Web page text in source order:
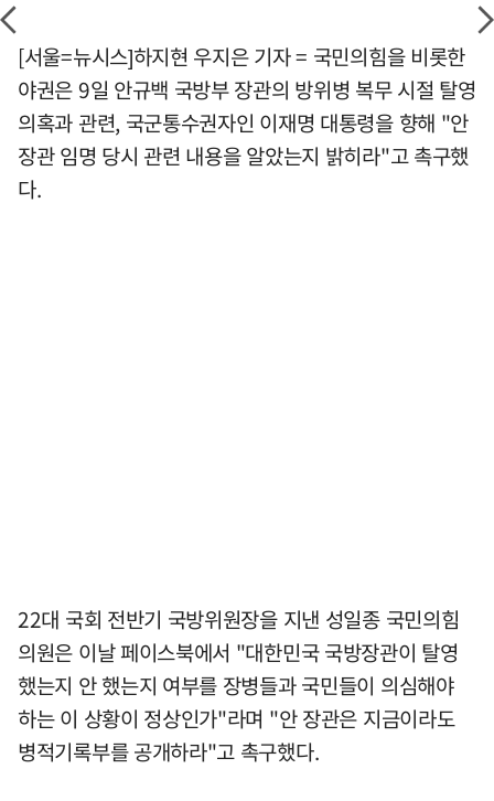
[서울=뉴시스]하지현 우지은 기자 = 국민의힘을 비롯한
야권은 9일 안규백 국방부 장관의 방위병 복무 시절 탈영
의혹과 관련, 국군통수권자인 이재명 대통령을 향해 "안
장관 임명 당시 관련 내용을 알았는지 밝히라"고 촉구했
다.
22대 국회 전반기 국방위원장을 지낸 성일종 국민의힘
의원은 이날 페이스북에서 "대한민국 국방장관이 탈영
했는지 안 했는지 여부를 장병들과 국민들이 의심해야
하는 이 상황이 정상인가"라며 "안 장관은 지금이라도
병적기록부를 공개하라"고 촉구했다.